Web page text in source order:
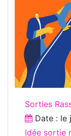
Sorties
Date : le
Idée sortie